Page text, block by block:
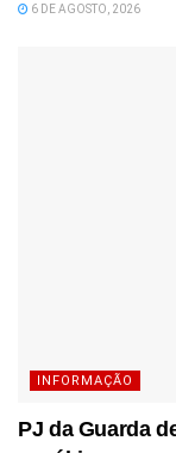
6 DE AGOSTO, 2026
INFORMAÇÃO
PJ da Guarda